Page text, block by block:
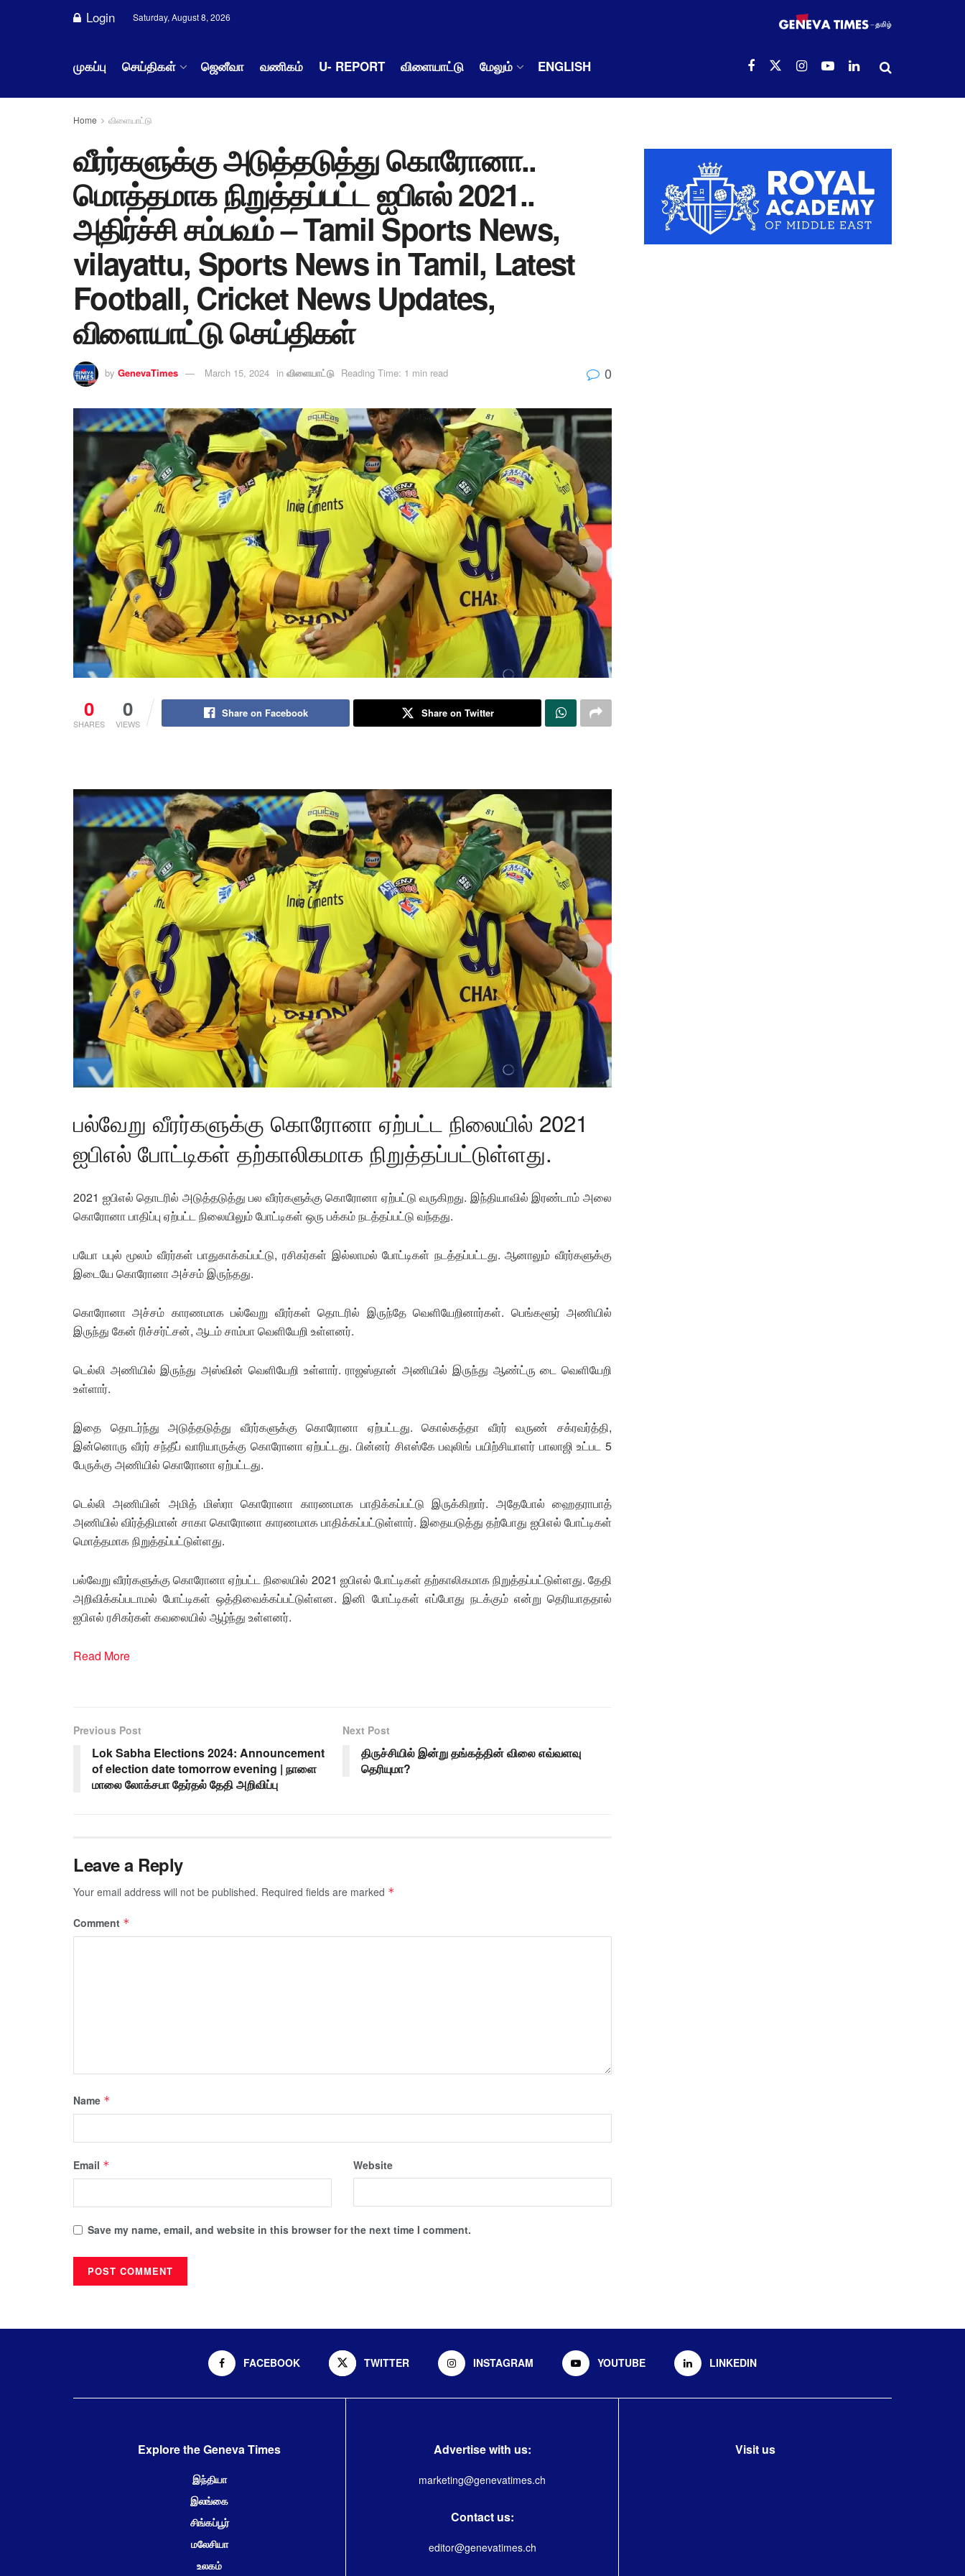
Login Saturday, August 8, 2026
முகப்பு செய்திகள் ஜெனீவா வணிகம் U- REPORT விளையாட்டு மேலும் ENGLISH
Home விளையாட்டு
வீரர்களுக்கு அடுத்தடுத்து கொரோனா..
மொத்தமாக நிறுத்தப்பட்ட ஐபிஎல் 2021..
அதிர்ச்சி சம்பவம் – Tamil Sports News,
vilayattu, Sports News in Tamil, Latest
Football, Cricket News Updates,
விளையாட்டு செய்திகள்
by GenevaTimes March 15, 2024 in விளையாட்டு Reading Time: 1 min read 0
0
SHARES
0
VIEWS
Share on Facebook Share on Twitter
பல்வேறு வீரர்களுக்கு கொரோனா ஏற்பட்ட நிலையில் 2021
ஐபிஎல் போட்டிகள் தற்காலிகமாக நிறுத்தப்பட்டுள்ளது.
2021 ஐபிஎல் தொடரில் அடுத்தடுத்து பல வீரர்களுக்கு கொரோனா ஏற்பட்டு வருகிறது. இந்தியாவில் இரண்டாம் அலை
கொரோனா பாதிப்பு ஏற்பட்ட நிலையிலும் போட்டிகள் ஒரு பக்கம் நடத்தப்பட்டு வந்தது.
பயோ பபுல் மூலம் வீரர்கள் பாதுகாக்கப்பட்டு, ரசிகர்கள் இல்லாமல் போட்டிகள் நடத்தப்பட்டது. ஆனாலும் வீரர்களுக்கு
இடையே கொரோனா அச்சம் இருந்தது.
கொரோனா அச்சம் காரணமாக பல்வேறு வீரர்கள் தொடரில் இருந்தே வெளியேறினார்கள். பெங்களூர் அணியில்
இருந்து கேன் ரிச்சர்ட்சன், ஆடம் சாம்பா வெளியேறி உள்ளனர்.
டெல்லி அணியில் இருந்து அஸ்வின் வெளியேறி உள்ளார். ராஜஸ்தான் அணியில் இருந்து ஆண்ட்ரு டை வெளியேறி
உள்ளார்.
இதை தொடர்ந்து அடுத்தடுத்து வீரர்களுக்கு கொரோனா ஏற்பட்டது. கொல்கத்தா வீரர் வருண் சக்ரவர்த்தி,
இன்னொரு வீரர் சந்தீப் வாரியாருக்கு கொரோனா ஏற்பட்டது. பின்னர் சிஎஸ்கே பவுலிங் பயிற்சியாளர் பாலாஜி உட்பட 5
பேருக்கு அணியில் கொரோனா ஏற்பட்டது.
டெல்லி அணியின் அமித் மிஸ்ரா கொரோனா காரணமாக பாதிக்கப்பட்டு இருக்கிறார். அதேபோல் ஹைதராபாத்
அணியில் விர்த்திமான் சாகா கொரோனா காரணமாக பாதிக்கப்பட்டுள்ளார். இதையடுத்து தற்போது ஐபிஎல் போட்டிகள்
மொத்தமாக நிறுத்தப்பட்டுள்ளது.
பல்வேறு வீரர்களுக்கு கொரோனா ஏற்பட்ட நிலையில் 2021 ஐபிஎல் போட்டிகள் தற்காலிகமாக நிறுத்தப்பட்டுள்ளது. தேதி
அறிவிக்கப்படாமல் போட்டிகள் ஒத்திவைக்கப்பட்டுள்ளன. இனி போட்டிகள் எப்போது நடக்கும் என்று தெரியாததால்
ஐபிஎல் ரசிகர்கள் கவலையில் ஆழ்ந்து உள்ளனர்.
Read More
Previous Post
Lok Sabha Elections 2024: Announcement
of election date tomorrow evening | நாளை
மாலை லோக்சபா தேர்தல் தேதி அறிவிப்பு
Next Post
திருச்சியில் இன்று தங்கத்தின் விலை எவ்வளவு
தெரியுமா?
Leave a Reply
Your email address will not be published. Required fields are marked *
Comment *
Name *
Email * Website
Save my name, email, and website in this browser for the next time I comment.
FACEBOOK TWITTER INSTAGRAM YOUTUBE LINKEDIN
Explore the Geneva Times
இந்தியா
இலங்கை
சிங்கப்பூர்
மலேசியா
உலகம்
Advertise with us:
marketing@genevatimes.ch
Contact us:
editor@genevatimes.ch
Visit us